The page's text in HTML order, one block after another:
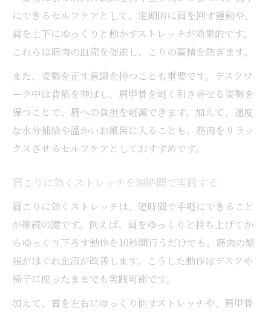
にできるセルフケアとして、定期的に肩を回す運動や、
肩を上下にゆっくりと動かすストレッチが効果的です。
これらは筋肉の血流を促進し、こりの蓄積を防ぎます。
また、姿勢を正す意識を持つことも重要です。デスクワ
ーク中は背筋を伸ばし、肩甲骨を軽く引き寄せる姿勢を
保つことで、肩への負担を軽減できます。加えて、適度
な水分補給や温かいお風呂に入ることも、筋肉をリラッ
クスさせるセルフケアとしておすすめです。
肩こりに効くストレッチを短時間で実践する
肩こりに効くストレッチは、短時間で手軽にできること
が継続の鍵です。例えば、肩をゆっくりと持ち上げてか
らゆっくり下ろす動作を10秒間行うだけでも、筋肉の緊
張がほぐれ血流が改善します。こうした動作はデスクや
椅子に座ったままでも実践可能です。
加えて、首を左右にゆっくり倒すストレッチや、肩甲骨